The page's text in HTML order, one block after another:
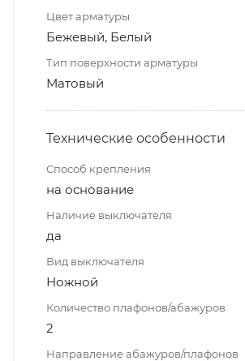
Цвет арматуры
Бежевый, Белый
Тип поверхности арматуры
Матовый
Технические особенности
Способ крепления
на основание
Наличие выключателя
да
Вид выключателя
Ножной
Количество плафонов/абажуров
2
Направление абажуров/плафонов